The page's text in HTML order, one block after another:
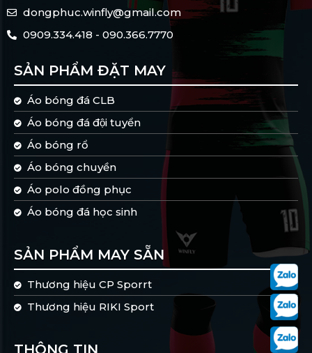
dongphuc.winfly@gmail.com
0909.334.418 - 090.366.7770
SẢN PHẨM ĐẶT MAY
Áo bóng đá CLB
Áo bóng đá đội tuyển
Áo bóng rổ
Áo bóng chuyền
Áo polo đồng phục
Áo bóng đá học sinh
SẢN PHẨM MAY SẴN
Thương hiệu CP Sporrt
Thương hiệu RIKI Sport